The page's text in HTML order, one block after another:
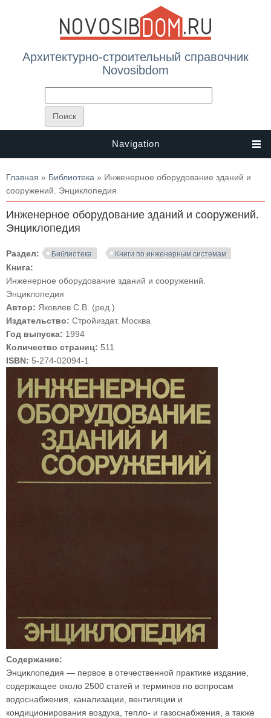
Архитектурно-строительный справочник
Novosibdom
Navigation
Вы здесь
Главная » Библиотека » Инженерное оборудование зданий и
сооружений. Энциклопедия
Инженерное оборудование зданий и сооружений.
Энциклопедия
Раздел: Библиотека Книги по инженерным системам
Книга:
Инженерное оборудование зданий и сооружений.
Энциклопедия
Автор: Яковлев С.В. (ред.)
Издательство: Стройиздат. Москва
Год выпуска: 1994
Количество страниц: 511
ISBN: 5-274-02094-1
Содержание:
Энциклопедия — первое в отечественной практике издание,
содержащее около 2500 статей и терминов по вопросам
водоснабжения, канализации, вентиляции и
кондиционирования воздуха, тепло- и газоснабжения, а также